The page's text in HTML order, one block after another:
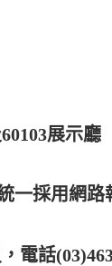
展示廳
一採用網路
電話